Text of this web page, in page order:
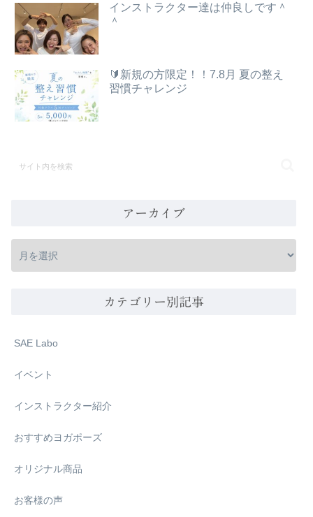
インストラクター達は仲良しです＾
＾
🔰新規の方限定！！7.8月 夏の整え
習慣チャレンジ
アーカイブ
カテゴリー別記事
SAE Labo
イベント
インストラクター紹介
おすすめヨガポーズ
オリジナル商品
お客様の声